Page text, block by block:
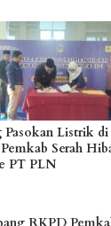
Listrik di
Serah
PT PLN